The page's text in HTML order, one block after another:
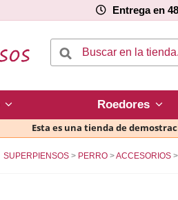
Entrega en
Roedores
Esta es una tienda de
SUPERPIENSOS PERRO ACCESORIOS